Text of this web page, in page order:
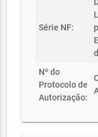
Série NF:
Nº do
Protocolo de
Autorização: